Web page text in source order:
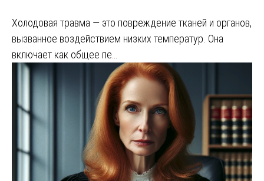
Холодовая травма — это повреждение тканей и органов,
вызванное воздействием низких температур. Она
включает как общее пе…